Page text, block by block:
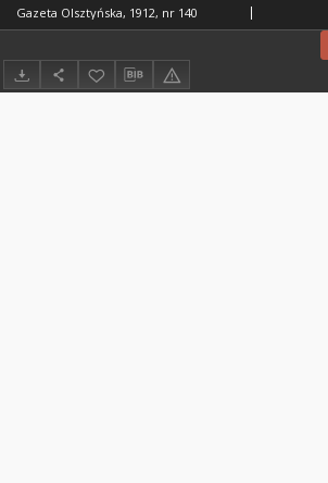
Gazeta Olsztyńska, 1912, nr 140